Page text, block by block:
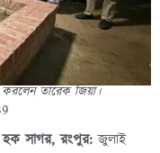
তারেক জিয়া।
হক সাগর, রংপুর:জুলাই